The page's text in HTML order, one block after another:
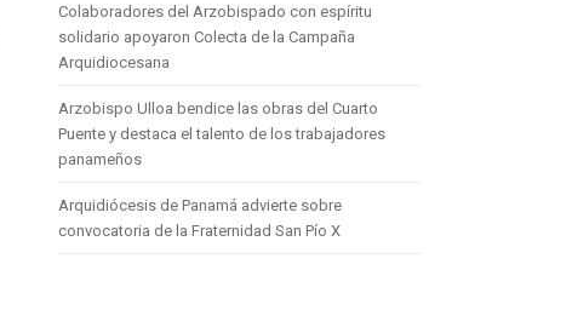
Colaboradores del Arzobispado con espíritu
solidario apoyaron Colecta de la Campaña
Arquidiocesana
Arzobispo Ulloa bendice las obras del Cuarto
Puente y destaca el talento de los trabajadores
panameños
Arquidiócesis de Panamá advierte sobre
convocatoria de la Fraternidad San Pío X